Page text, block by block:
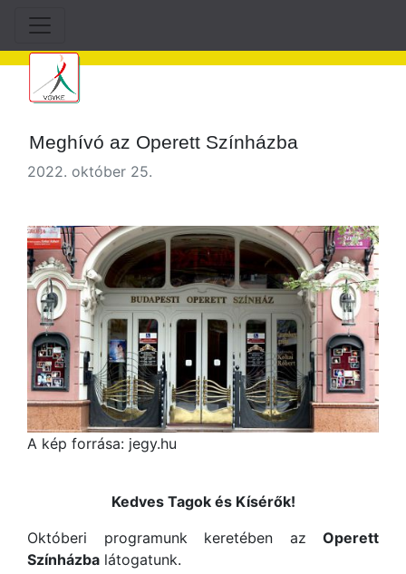
Meghívó az Operett Színházba
2022. október 25.
A kép forrása: jegy.hu
Kedves Tagok és Kísérők!
Októberi programunk keretében az Operett
Színházba látogatunk.